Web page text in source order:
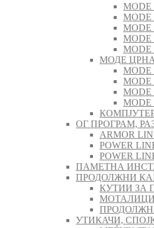
МОДЕ
ОГ ПРОГРАМ,
ARMOR
POWER
POWER
ПАМЕТНА
ПРОДОЛЖНИ
КУТИИ ЗА
МОТАЛИЦИ
УТИКАЧИ,